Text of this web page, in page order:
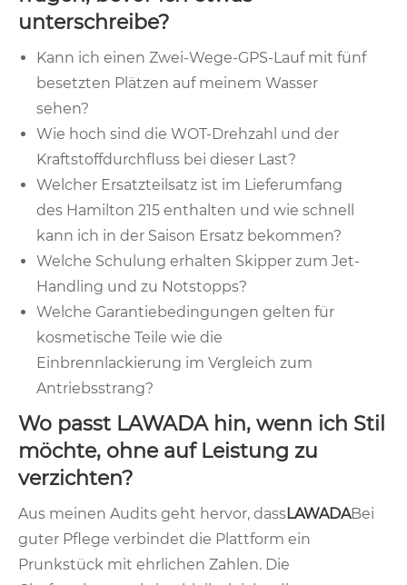
unterschreibe?
Kann ich einen Zwei-Wege-GPS-Lauf mit fünf
besetzten Plätzen auf meinem Wasser
sehen?
Wie hoch sind die WOT-Drehzahl und der
Kraftstoffdurchfluss bei dieser Last?
Welcher Ersatzteilsatz ist im Lieferumfang
des Hamilton 215 enthalten und wie schnell
kann ich in der Saison Ersatz bekommen?
Welche Schulung erhalten Skipper zum Jet-
Handling und zu Notstopps?
Welche Garantiebedingungen gelten für
kosmetische Teile wie die
Einbrennlackierung im Vergleich zum
Antriebsstrang?
Wo passt LAWADA hin, wenn ich Stil
möchte, ohne auf Leistung zu
verzichten?
Aus meinen Audits geht hervor, dassLAWADABei
guter Pflege verbindet die Plattform ein
Prunkstück mit ehrlichen Zahlen. Die